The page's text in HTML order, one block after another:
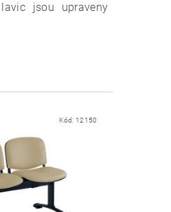
jsou upraveny
Kód: 12150